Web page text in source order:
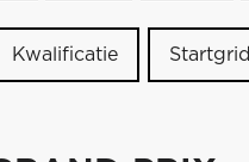
Kwalificatie Startgrid